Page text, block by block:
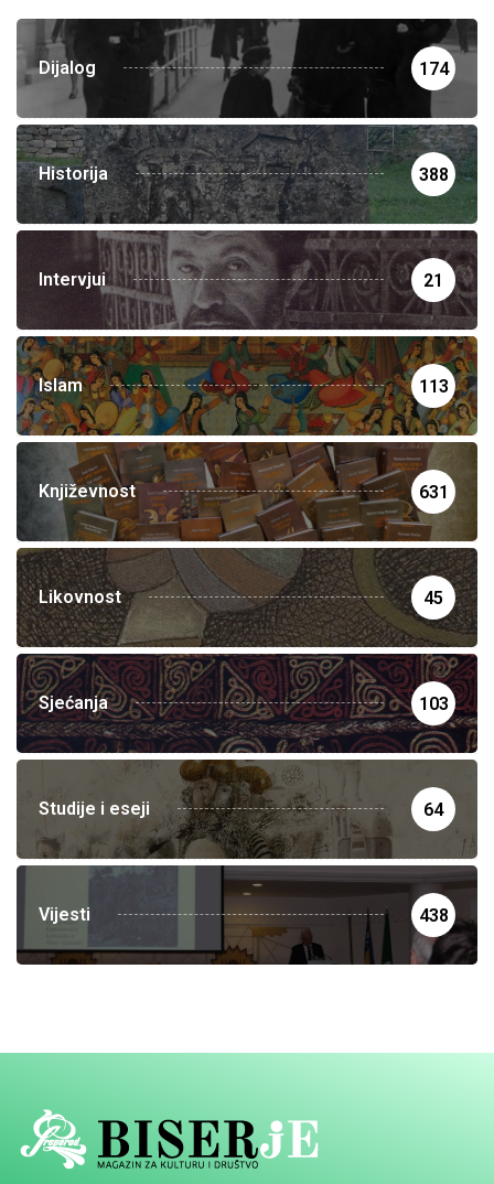
Dijalog 174
Historija 388
Intervjui 21
Islam 113
Književnost 631
Likovnost 45
Sjećanja 103
Studije i eseji 64
Vijesti 438